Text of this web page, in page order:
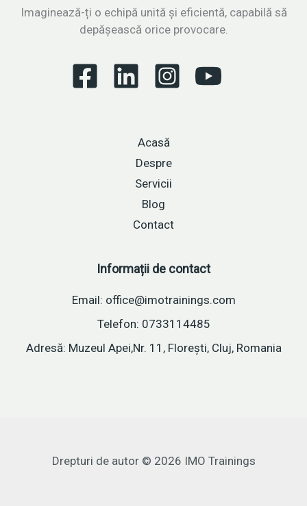
și
colaborării
Imaginează-ți o echipă unită și eficientă, capabilă să
depășească orice provocare.
Acasă
Despre
Servicii
Blog
Contact
Informații de contact
Email: office@imotrainings.com
Telefon: 0733114485
Adresă: Muzeul Apei,Nr. 11, Florești, Cluj, Romania
Drepturi de autor © 2026 IMO Trainings